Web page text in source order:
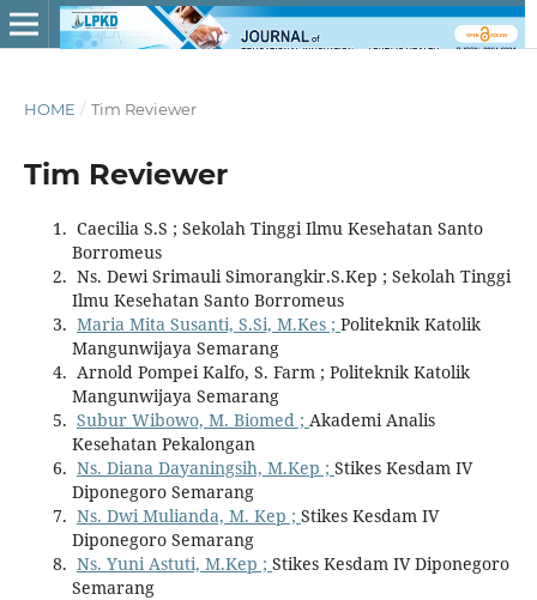
HOME / Tim Reviewer
Tim Reviewer
Caecilia S.S ; Sekolah Tinggi Ilmu Kesehatan Santo
Borromeus
Ns. Dewi Srimauli Simorangkir.S.Kep ; Sekolah Tinggi
Ilmu Kesehatan Santo Borromeus
Maria Mita Susanti, S.Si, M.Kes ; Politeknik Katolik
Mangunwijaya Semarang
Arnold Pompei Kalfo, S. Farm ; Politeknik Katolik
Mangunwijaya Semarang
Subur Wibowo, M. Biomed ; Akademi Analis
Kesehatan Pekalongan
Ns. Diana Dayaningsih, M.Kep ; Stikes Kesdam IV
Diponegoro Semarang
Ns. Dwi Mulianda, M. Kep ; Stikes Kesdam IV
Diponegoro Semarang
Ns. Yuni Astuti, M.Kep ; Stikes Kesdam IV Diponegoro
Semarang